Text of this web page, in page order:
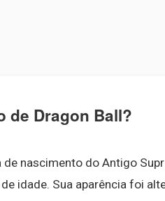
de Dragon Ball?
nascimento do Antigo
idade. Sua aparência foi